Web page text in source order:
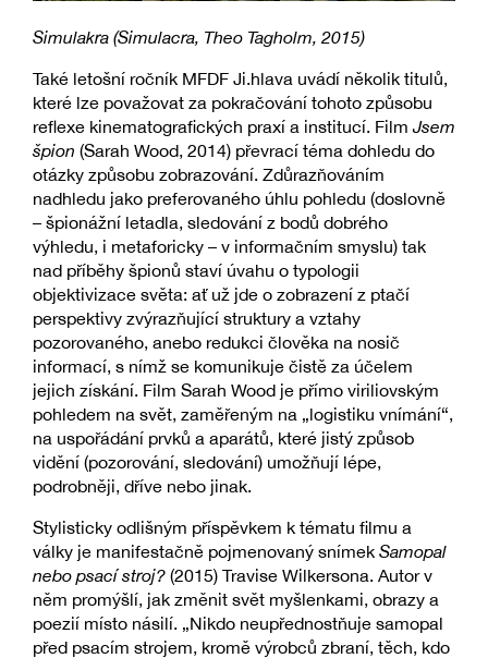
Simulakra (Simulacra, Theo Tagholm, 2015)
Také letošní ročník MFDF Ji.hlava uvádí několik titulů,
které lze považovat za pokračování tohoto způsobu
reflexe kinematografických praxí a institucí. FilmJsem
špion (Sarah Wood, 2014) převrací téma dohledu do
otázky způsobu zobrazování. Zdůrazňováním
nadhledu jako preferovaného úhlu pohledu (doslovně
– špionážní letadla, sledování z bodů dobrého
výhledu, i metaforicky – v informačním smyslu) tak
nad příběhy špionů staví úvahu o typologii
objektivizace světa: ať už jde o zobrazení z ptačí
perspektivy zvýrazňující struktury a vztahy
pozorovaného, anebo redukci člověka na nosič
informací, s nímž se komunikuje čistě za účelem
jejich získání. Film Sarah Wood je přímo viriliovským
pohledem na svět, zaměřeným na „logistiku vnímání“,
na uspořádání prvků a aparátů, které jistý způsob
vidění (pozorování, sledování) umožňují lépe,
podrobněji, dříve nebo jinak.
Stylisticky odlišným příspěvkem k tématu filmu a
války je manifestačně pojmenovaný snímek Samopal
nebo psací stroj? (2015) Travise Wilkersona. Autor v
něm promýšlí, jak změnit svět myšlenkami, obrazy a
poezií místo násilí. „Nikdo neupřednostňuje samopal
před psacím strojem, kromě výrobců zbraní, těch, kdo